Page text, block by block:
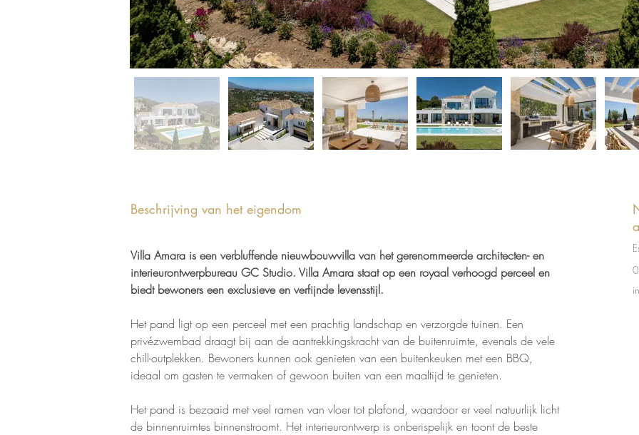
Beschrijving van het eigendom
Villa Amara is een verbluffende nieuwbouwvilla van het gerenommeerde architecten- en
interieurontwerpbureau GC Studio. Villa Amara staat op een royaal verhoogd perceel en
biedt bewoners een exclusieve en verfijnde levensstijl.
Het pand ligt op een perceel met een prachtig landschap en verzorgde tuinen. Een
privézwembad draagt bij aan de aantrekkingskracht van de buitenruimte, evenals de vele
chill-outplekken. Bewoners kunnen ook genieten van een buitenkeuken met een BBQ,
ideaal om gasten te vermaken of gewoon buiten van een maaltijd te genieten.
Het pand is bezaaid met veel ramen van vloer tot plafond, waardoor er veel natuurlijk licht
de binnenruimtes binnenstroomt. Het interieurontwerp is onberispelijk en toont de beste